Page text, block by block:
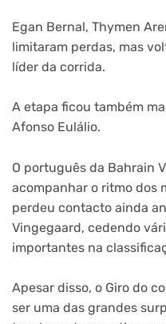
Egan Bernal, Thymen
limitaram perdas, mas
líder da corrida.
A etapa ficou também
Afonso Eulálio.
O português da Bahrain
acompanhar o ritmo dos
perdeu contacto ainda
Vingegaard, cedendo
importantes na
Apesar disso, o Giro do
ser uma das grandes